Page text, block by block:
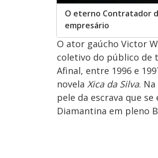
O eterno Contratador
empresário
O ator gaúcho Victor
coletivo do público de
Afinal, entre 1996 e
novela Xica da Silva.
pele da escrava que
Diamantina em pleno